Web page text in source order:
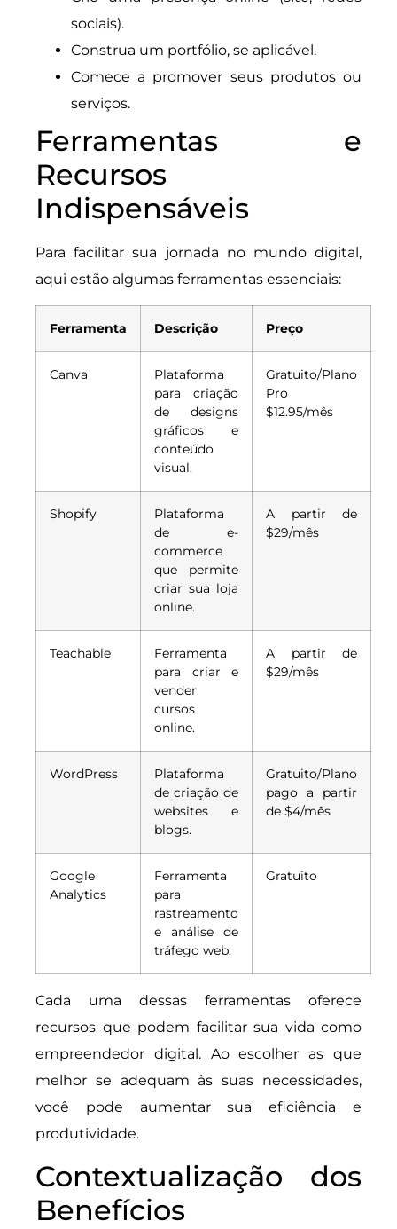
sociais).
Construa um portfólio, se aplicável.
Comece a promover seus produtos ou
serviços.
Ferramentas e
Recursos
Indispensáveis
Para facilitar sua jornada no mundo digital,
aqui estão algumas ferramentas essenciais:
Ferramenta Descrição Preço
Canva
Plataforma
para criação
de designs
gráficos e
conteúdo
visual.
Gratuito/Plano
Pro
$12.95/mês
Shopify
Plataforma
de e-
commerce
que permite
criar sua loja
online.
A partir de
$29/mês
Teachable
Ferramenta
para criar e
vender
cursos
online.
A partir de
$29/mês
WordPress
Plataforma
de criação de
websites e
blogs.
Gratuito/Plano
pago a partir
de $4/mês
Google
Analytics
Ferramenta
para
rastreamento
e análise de
tráfego web.
Gratuito
Cada uma dessas ferramentas oferece
recursos que podem facilitar sua vida como
empreendedor digital. Ao escolher as que
melhor se adequam às suas necessidades,
você pode aumentar sua eficiência e
produtividade.
Contextualização dos
Benefícios